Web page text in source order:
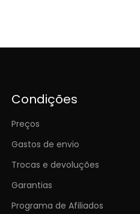
Condições
Preços
Gastos de envio
Trocas e devoluções
Garantias
Programa de Afiliados